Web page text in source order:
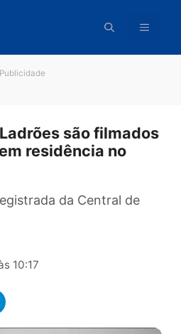
– Ladrões são
em residência no
da Central de
às 10:17